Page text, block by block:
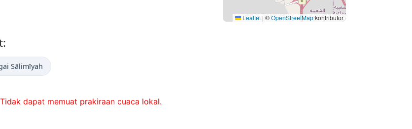
Leaflet | ©OpenStreetMapkontributor
Sālimīyah
Tidak dapat memuat prakiraan cuaca lokal.